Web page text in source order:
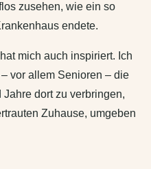
zusehen, wie ein so
endete.
mich auch inspiriert. Ich
vor allem Senioren – die
dort zu verbringen,
Zuhause, umgeben